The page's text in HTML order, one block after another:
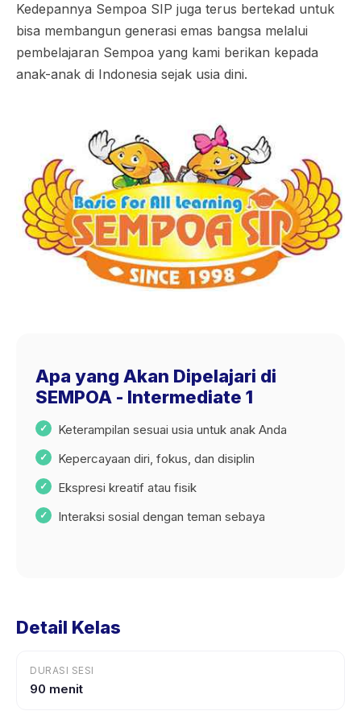
Kedepannya Sempoa SIP juga terus bertekad untuk
bisa membangun generasi emas bangsa melalui
pembelajaran Sempoa yang kami berikan kepada
anak-anak di Indonesia sejak usia dini.
Apa yang Akan Dipelajari di
SEMPOA - Intermediate 1
Keterampilan sesuai usia untuk anak Anda
Kepercayaan diri, fokus, dan disiplin
Ekspresi kreatif atau fisik
Interaksi sosial dengan teman sebaya
Detail Kelas
DURASI SESI
90 menit